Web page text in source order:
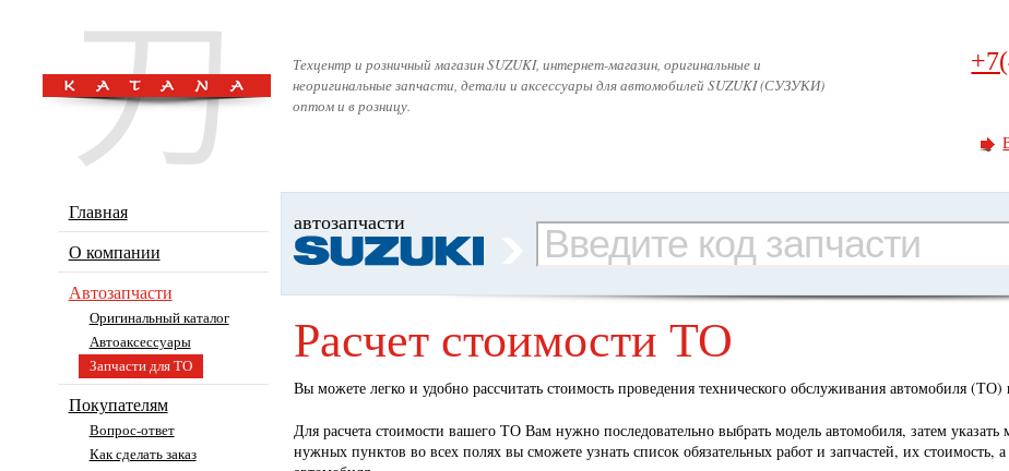
Техцентр и розничный магазин SUZUKI, интернет-магазин, оригинальные и
неоригинальные запчасти, детали и аксессуары для автомобилей SUZUKI (СУЗУКИ)
оптом и в розницу.
Главная
О компании
Автозапчасти
Оригинальный каталог
Автоаксессуары
Запчасти для ТО
Покупателям
Вопрос-ответ
Как сделать заказ
автозапчасти
Расчет стоимости ТО
Вы можете легко и удобно рассчитать стоимость проведения технического обслуживания автомобиля
Для расчета стоимости вашего ТО Вам нужно последовательно выбрать модель автомобиля, затем
нужных пунктов во всех полях вы сможете узнать список обязательных работ и запчастей, их